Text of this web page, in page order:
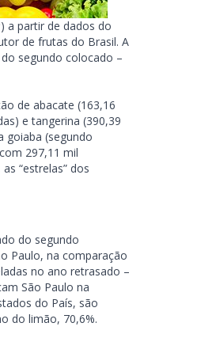
a partir de dados do
de frutas do Brasil. A
segundo colocado –
de abacate (163,16
e tangerina (390,39
goiaba (segundo
297,11 mil
“estrelas” dos
do segundo
Paulo, na comparação
no ano retrasado –
São Paulo na
do País, são
do limão, 70,6%.